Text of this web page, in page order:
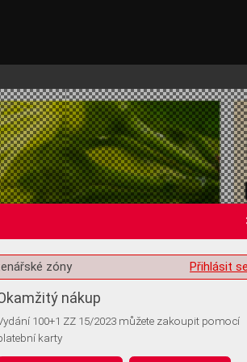
volitelných informací
Přihlásit
zóny
nákup
100+1 ZZ 15/2023 můžete zakoupit pomocí
karty